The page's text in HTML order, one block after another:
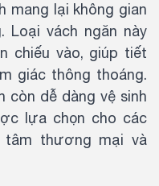
mang lại không gian
Loại vách ngăn này
chiếu vào, giúp tiết
giác thông thoáng.
còn dễ dàng vệ sinh
lựa chọn cho các
tâm thương mại và